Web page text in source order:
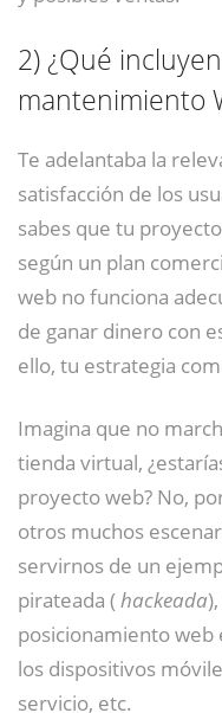
2)¿Qué
mantenimiento
Te adelantaba la
satisfacción de los
sabes que tu
según un plan
web no funciona
de ganar dinero con
ello, tu estrategia
Imagina que no
tienda virtual,
proyecto web? No,
otros muchos
servirnos de un
pirateada ( hackeada
posicionamiento web
los dispositivos
servicio, etc.